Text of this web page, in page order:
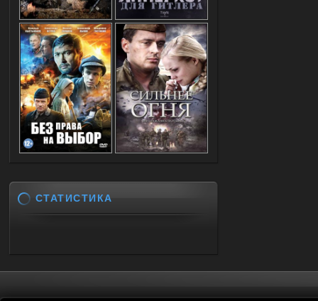
СТАТИСТИКА